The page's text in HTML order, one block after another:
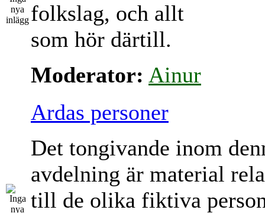
folkslag, och allt
som hör därtill.
Moderator: Ainur
Ardas personer
Det tongivande inom
avdelning är material
till de olika fiktiva